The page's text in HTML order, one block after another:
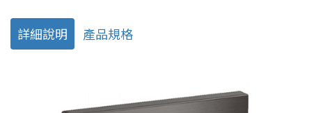
詳細說明 產品規格